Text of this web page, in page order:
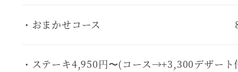
・おまかせコース
・ステーキ4,950円〜(コース→+3,300デザー